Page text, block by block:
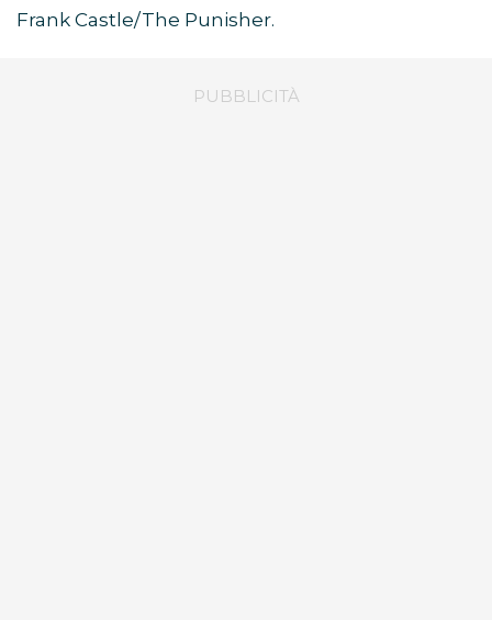
Frank Castle/The Punisher.